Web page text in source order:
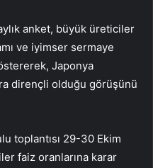
anket, büyük üreticiler
ve iyimser sermaye
Japonya
dirençli olduğu görüşünü
toplantısı 29-30 Ekim
faiz oranlarına karar